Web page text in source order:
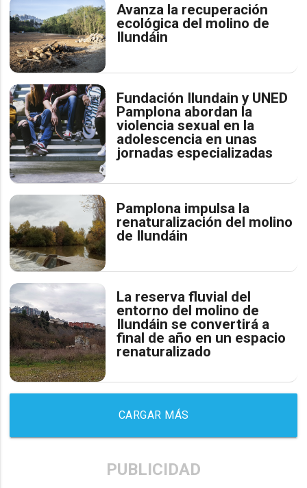
Avanza la recuperación
ecológica del molino de
Ilundáin
Fundación Ilundain y UNED
Pamplona abordan la
violencia sexual en la
adolescencia en unas
jornadas especializadas
Pamplona impulsa la
renaturalización del molino
de Ilundáin
La reserva fluvial del
entorno del molino de
Ilundáin se convertirá a
final de año en un espacio
renaturalizado
CARGAR MÁS
PUBLICIDAD